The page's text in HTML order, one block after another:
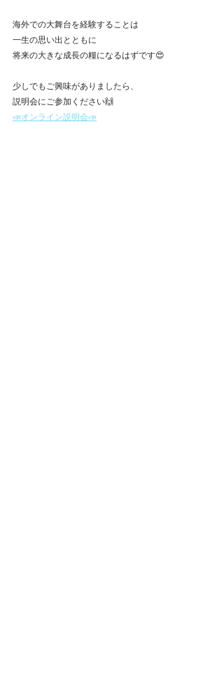
海外での大舞台を経験することは
一生の思い出とともに
将来の大きな成長の糧になるはずです😍
少しでもご興味がありましたら、
説明会にご参加ください🙌
📣オンライン説明会📣